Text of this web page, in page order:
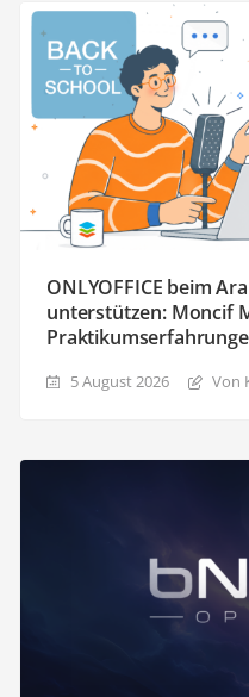
ONLYOFFICE beim
unterstützen: Moncif
5 August 2026 Von